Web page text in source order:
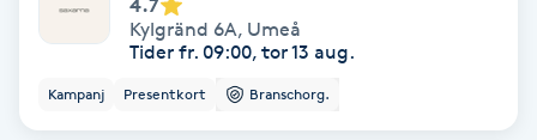
Radiofrekvens4.7
Kylgränd 6A, Umeå
Tider fr. 09:00, tor 13 aug.
Kampanj Presentkort Branschorg.